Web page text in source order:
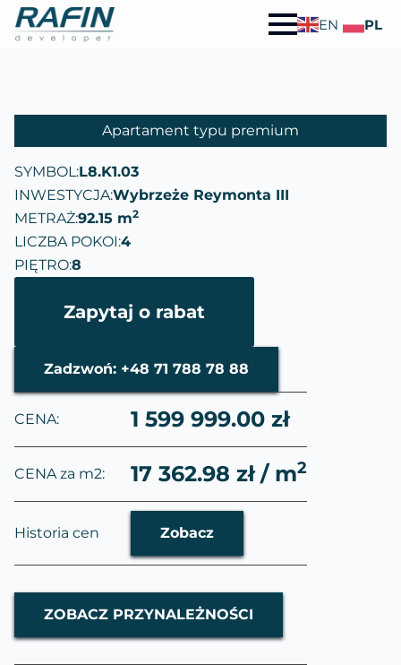
EN PL
Apartament typu premium
SYMBOL:L8.K1.03
INWESTYCJA:Wybrzeże Reymonta III
METRAŻ:92.15 m2
LICZBA POKOI:4
PIĘTRO:8
Zapytaj o rabat
Zadzwoń: +48 71 788 78 88
CENA: 1 599 999.00 zł
CENA za m2: 17 362.98 zł / m2
Historia cen Zobacz
ZOBACZ PRZYNALEŻNOŚCI